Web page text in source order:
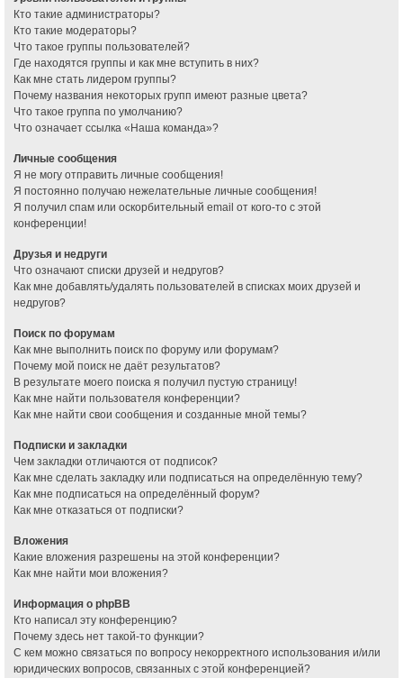
Кто такие администраторы?
Кто такие модераторы?
Что такое группы пользователей?
Где находятся группы и как мне вступить в них?
Как мне стать лидером группы?
Почему названия некоторых групп имеют разные цвета?
Что такое группа по умолчанию?
Что означает ссылка «Наша команда»?
Личные сообщения
Я не могу отправить личные сообщения!
Я постоянно получаю нежелательные личные сообщения!
Я получил спам или оскорбительный email от кого-то с этой
конференции!
Друзья и недруги
Что означают списки друзей и недругов?
Как мне добавлять/удалять пользователей в списках моих друзей и
недругов?
Поиск по форумам
Как мне выполнить поиск по форуму или форумам?
Почему мой поиск не даёт результатов?
В результате моего поиска я получил пустую страницу!
Как мне найти пользователя конференции?
Как мне найти свои сообщения и созданные мной темы?
Подписки и закладки
Чем закладки отличаются от подписок?
Как мне сделать закладку или подписаться на определённую тему?
Как мне подписаться на определённый форум?
Как мне отказаться от подписки?
Вложения
Какие вложения разрешены на этой конференции?
Как мне найти мои вложения?
Информация о phpBB
Кто написал эту конференцию?
Почему здесь нет такой-то функции?
С кем можно связаться по вопросу некорректного использования и/или
юридических вопросов, связанных с этой конференцией?